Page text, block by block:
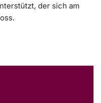
der sich am